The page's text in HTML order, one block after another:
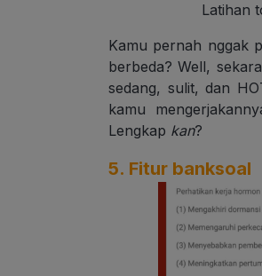
Latihan
Kamu pernah nggak
berbeda? Well,
sedang, sulit, dan
kamu
Lengkap kan?
5. Fitur banksoal